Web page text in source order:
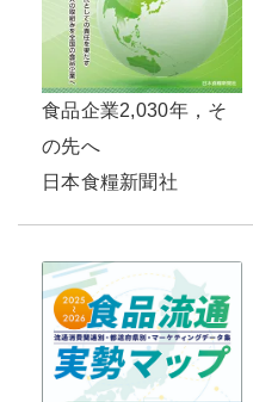
食品企業2,030年，そ
の先へ
日本食糧新聞社